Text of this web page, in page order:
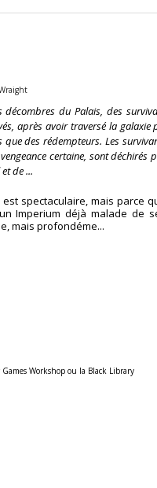
décombres du Palais, des
après avoir traversé la
des rédempteurs. Les
certaine, sont déchirés
de ...
spectaculaire, mais parce
Imperium déjà malade de
mais profondéme...
Workshop ou la Black Library